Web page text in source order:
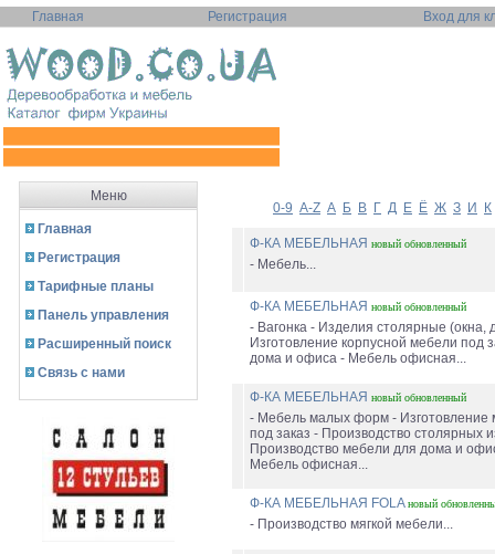
Главная Регистрация Вход для
Меню
Главная
Регистрация
Тарифные планы
Панель управления
Расширенный поиск
Связь с нами
0-9 A-Z А Б В Г Д Е Ё Ж З И К
Ф-КА МЕБЕЛЬНАЯ новый обновленный
- Мебель...
Ф-КА МЕБЕЛЬНАЯ новый обновленный
- Вагонка - Изделия столярные (окна,
Изготовление корпусной мебели под
дома и офиса - Мебель офисная...
Ф-КА МЕБЕЛЬНАЯ новый обновленный
- Мебель малых форм - Изготовление
под заказ - Производство столярных
Производство мебели для дома и
Мебель офисная...
Ф-КА МЕБЕЛЬНАЯ FOLAновый
- Производство мягкой мебели...